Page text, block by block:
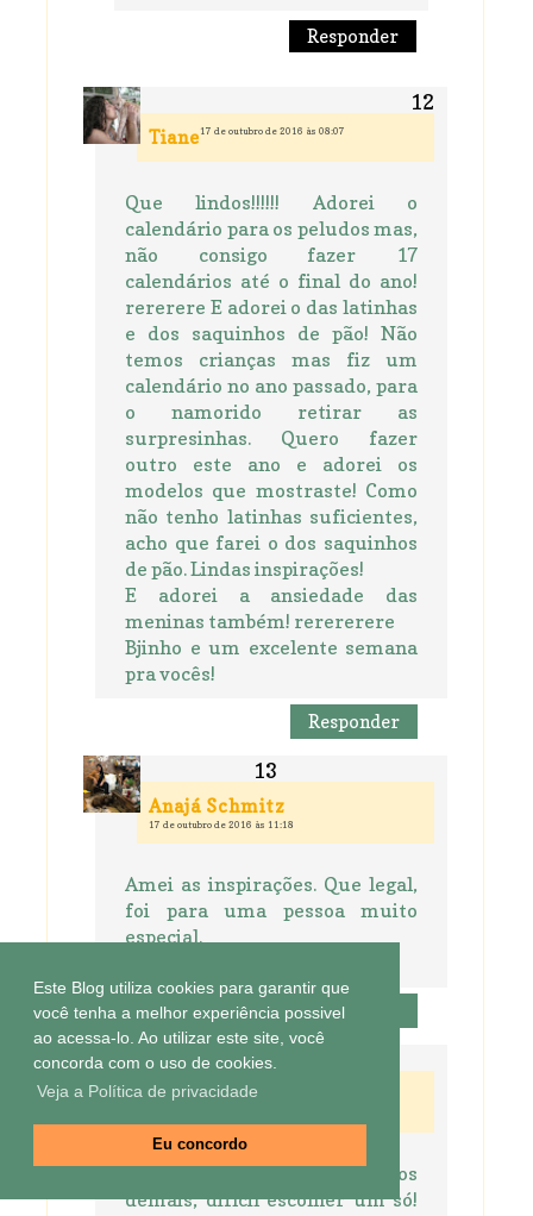
Este Blog utiliza cookies para garantir que
você tenha a melhor experiência possivel
ao acessa-lo. Ao utilizar este site, você
concorda com o uso de cookies.
Veja a Política de privacidade
Eu concordo
Responder
Tiane 17 de outubro de 2016 às 08:07
Que lindos!!!!!! Adorei o
calendário para os peludos mas,
não consigo fazer 17
calendários até o final do ano!
rererere E adorei o das latinhas
e dos saquinhos de pão! Não
temos crianças mas fiz um
calendário no ano passado, para
o namorido retirar as
surpresinhas. Quero fazer
outro este ano e adorei os
modelos que mostraste! Como
não tenho latinhas suficientes,
acho que farei o dos saquinhos
de pão. Lindas inspirações!
E adorei a ansiedade das
meninas também! rerererere
Bjinho e um excelente semana
pra vocês!
Responder
Anajá Schmitz
17 de outubro de 2016 às 11:18
Amei as inspirações. Que legal,
foi para uma pessoa muito
especial.
Responder
piteis da dinha
Os calendários são lindinhos
demais, difícil escolher um só!